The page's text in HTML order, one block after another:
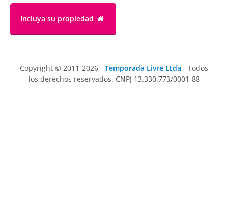
Incluya su propiedad
Copyright © 2011-2026 - Temporada Livre Ltda - Todos
los derechos reservados. CNPJ 13.330.773/0001-88